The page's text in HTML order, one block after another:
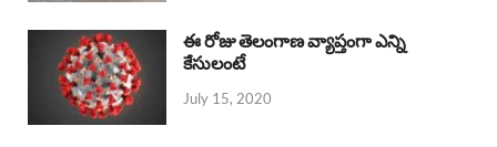
ఈ రోజు తెలంగాణ వ్యాప్తంగా ఎన్ని
కేసులంటే
July 15, 2020